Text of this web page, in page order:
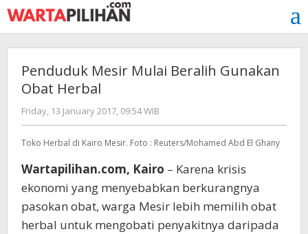
Skip
to
content
Penduduk Mesir Mulai Beralih Gunakan
Obat Herbal
Friday, 13 January 2017, 09:54 WIB
redaksi
Toko Herbal di Kairo Mesir. Foto : Reuters/Mohamed Abd El Ghany
Wartapilihan.com, Kairo – Karena krisis
ekonomi yang menyebabkan berkurangnya
pasokan obat, warga Mesir lebih memilih obat
herbal untuk mengobati penyakitnya daripada